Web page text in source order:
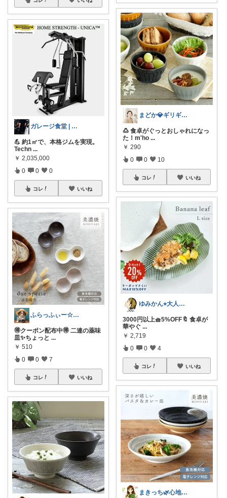
ガレージ食堂 | 開業準備中
💪 約1㎡で、本格ジムを実現。
Techn ...
￥ 2,035,000
0 0 0
コレ いいね
ふらっふぃー☆ナチュラルな暮らし☆
🉐クーポン配布中🉐 二連の薬味
皿✨ちょっと ...
￥ 510
0 0 7
コレ いいね
まどか💎ギリギリアラサーOL
🍮 食卓がぐっとおしゃれになっ
た！m'ho ...
￥ 290
0 0 10
コレ いいね
ゆみかん⭐︎大人の暮らし研究室
3000円以上🧺5%OFF🔖 食卓が
華やぐ ...
￥ 2,719
0 0 4
コレ いいね
まきっち🌿心地よい暮らし🌿